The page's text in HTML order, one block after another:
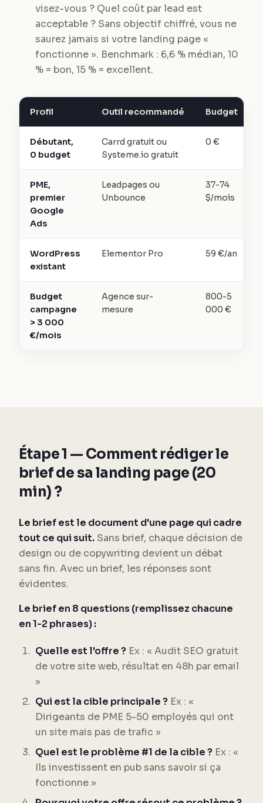
visez-vous ? Quel coût par lead est
acceptable ? Sans objectif chiffré, vous ne
saurez jamais si votre landing page «
fonctionne ». Benchmark : 6,6 % médian, 10
% = bon, 15 % = excellent.
Profil Outil recommandé Budget
Débutant,
0 budget
Carrd gratuit ou
Systeme.io gratuit
0 €
PME,
premier
Google
Ads
Leadpages ou
Unbounce
37-74
$/mois
WordPress
existant
Elementor Pro 59 €/an
Budget
campagne
> 3 000
€/mois
Agence sur-
mesure
800-5
000 €
Étape 1 — Comment rédiger le
brief de sa landing page (20
min) ?
Le brief est le document d'une page qui cadre
tout ce qui suit. Sans brief, chaque décision de
design ou de copywriting devient un débat
sans fin. Avec un brief, les réponses sont
évidentes.
Le brief en 8 questions (remplissez chacune
en 1-2 phrases) :
Quelle est l'offre ? Ex : « Audit SEO gratuit
de votre site web, résultat en 48h par email
»
Qui est la cible principale ? Ex : «
Dirigeants de PME 5-50 employés qui ont
un site mais pas de trafic »
Quel est le problème #1 de la cible ? Ex : «
Ils investissent en pub sans savoir si ça
fonctionne »